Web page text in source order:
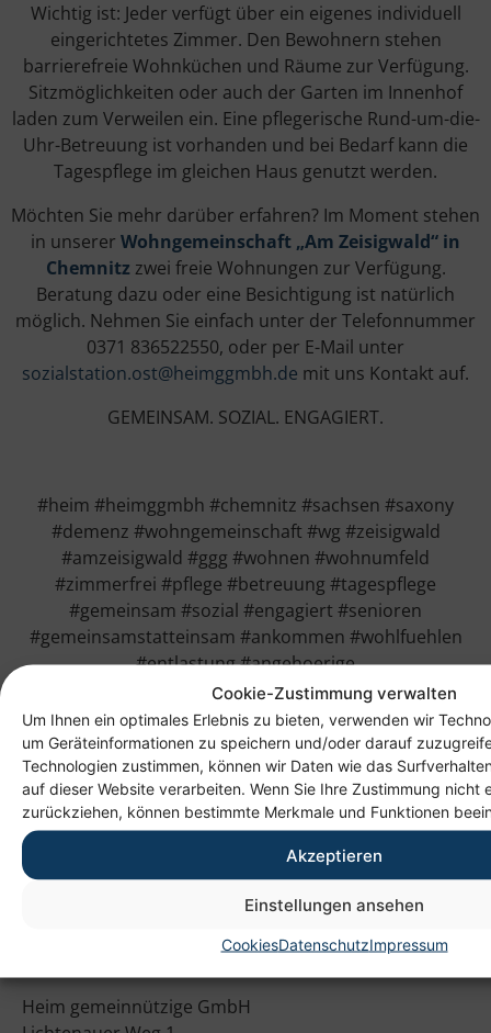
Cookie-Zustimmung verwalten
Um Ihnen ein optimales Erlebnis zu bieten, verwenden wir
um Geräteinformationen zu speichern und/oder darauf
Technologien zustimmen, können wir Daten wie das
auf dieser Website verarbeiten. Wenn Sie Ihre Zustimmung nicht
zurückziehen, können bestimmte Merkmale und Funktionen
Akzeptieren
Einstellungen ansehen
CookiesDatenschutzImpressum
Wichtig ist: Jeder verfügt über ein eigenes individuell
eingerichtetes Zimmer. Den Bewohnern stehen
barrierefreie Wohnküchen und Räume zur Verfügung.
Sitzmöglichkeiten oder auch der Garten im Innenhof
laden zum Verweilen ein. Eine pflegerische Rund-um-die-
Uhr-Betreuung ist vorhanden und bei Bedarf kann die
Tagespflege im gleichen Haus genutzt werden.
Möchten Sie mehr darüber erfahren? Im Moment stehen
in unserer Wohngemeinschaft „Am Zeisigwald“ in
Chemnitz zwei freie Wohnungen zur Verfügung.
Beratung dazu oder eine Besichtigung ist natürlich
möglich. Nehmen Sie einfach unter der Telefonnummer
0371 836522550, oder per E-Mail unter
sozialstation.ost@heimggmbh.de mit uns Kontakt auf.
GEMEINSAM. SOZIAL. ENGAGIERT.
#heim #heimggmbh #chemnitz #sachsen #saxony
#demenz #wohngemeinschaft #wg #zeisigwald
#amzeisigwald #ggg #wohnen #wohnumfeld
#zimmerfrei #pflege #betreuung #tagespflege
#gemeinsam #sozial #engagiert #senioren
#gemeinsamstatteinsam #ankommen #wohlfuehlen
#entlastung #angehoerige
Heim gemeinnützige GmbH